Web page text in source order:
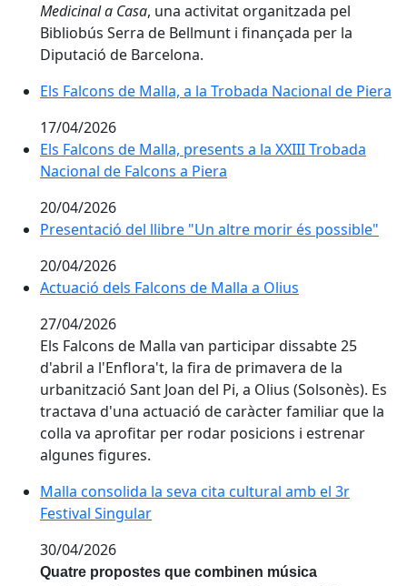
Medicinal a Casa, una activitat organitzada pel
Bibliobús Serra de Bellmunt i finançada per la
Diputació de Barcelona.
Els Falcons de Malla, a la Trobada Nacional de Piera
Els Falcons de Malla, a la Trobada Nacional de Piera
17/04/2026
Els Falcons de Malla, presents a la XXIII Trobada
Els Falcons de Malla, presents a la XXIII Trobada
Nacional de Falcons a Piera
20/04/2026
Presentació del llibre "Un altre morir és possible"
Presentació del llibre "Un altre morir és possible"
20/04/2026
Actuació dels Falcons de Malla a Olius
Actuació dels Falcons de Malla a Olius
27/04/2026
Els Falcons de Malla van participar dissabte 25
d'abril a l'Enflora't, la fira de primavera de la
urbanització Sant Joan del Pi, a Olius (Solsonès). Es
tractava d'una actuació de caràcter familiar que la
colla va aprofitar per rodar posicions i estrenar
algunes figures.
Malla consolida la seva cita cultural amb el 3r
Malla consolida la seva cita cultural amb el 3r
Festival Singular
30/04/2026
Quatre propostes que combinen música